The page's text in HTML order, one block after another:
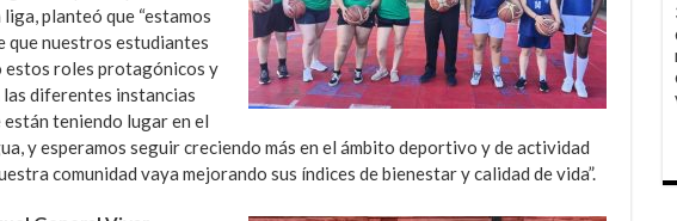
planteó que “estamos
que nuestros estudiantes
estos roles protagónicos y
diferentes instancias
teniendo lugar en el
y esperamos seguir creciendo más en el ámbito deportivo y de actividad
comunidad vaya mejorando sus índices de bienestar y calidad de vida”.